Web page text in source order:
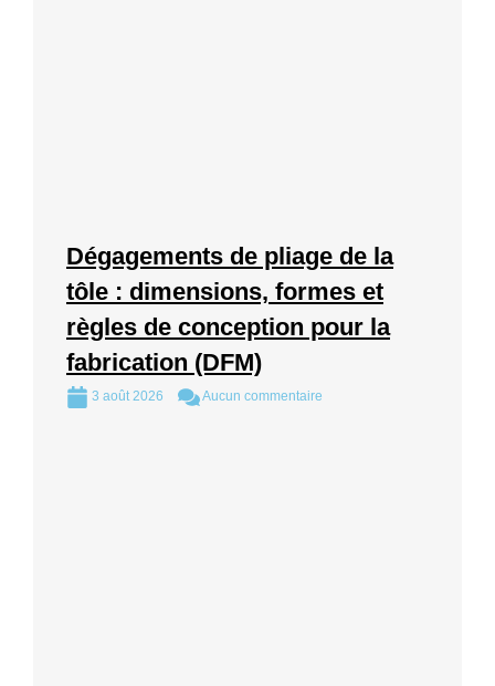
Dégagements de pliage de la
tôle : dimensions, formes et
règles de conception pour la
fabrication (DFM)
3 août 2026 Aucun commentaire